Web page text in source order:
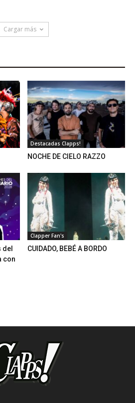
Cargar más
Destacadas Clapps!
NOCHE DE CIELO RAZZO
del
con
Clapper Fan's
CUIDADO, BEBÉ A BORDO